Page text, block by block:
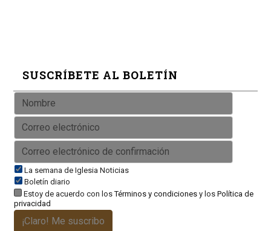
SUSCRÍBETE AL BOLETÍN
La semana de Iglesia Noticias
Boletín diario
Estoy de acuerdo con losTérminos y condicionesy los Política de
privacidad
¡Claro! Me suscribo